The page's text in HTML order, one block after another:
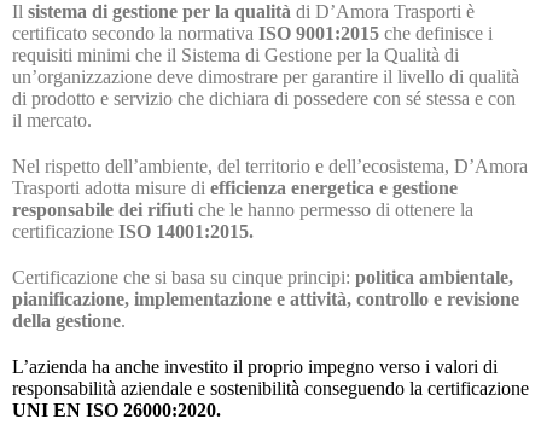
Il sistema di gestione per la qualità di D’Amora Trasporti è
certificato secondo la normativa ISO 9001:2015 che definisce i
requisiti minimi che il Sistema di Gestione per la Qualità di
un’organizzazione deve dimostrare per garantire il livello di qualità
di prodotto e servizio che dichiara di possedere con sé stessa e con
il mercato.
Nel rispetto dell’ambiente, del territorio e dell’ecosistema, D’Amora
Trasporti adotta misure di efficienza energetica e gestione
responsabile dei rifiuti che le hanno permesso di ottenere la
certificazione ISO 14001:2015.
Certificazione che si basa su cinque principi: politica ambientale,
pianificazione, implementazione e attività, controllo e revisione
della gestione.
L’azienda ha anche investito il proprio impegno verso i valori di
responsabilità aziendale e sostenibilità conseguendo la certificazione
UNI EN ISO 26000:2020.